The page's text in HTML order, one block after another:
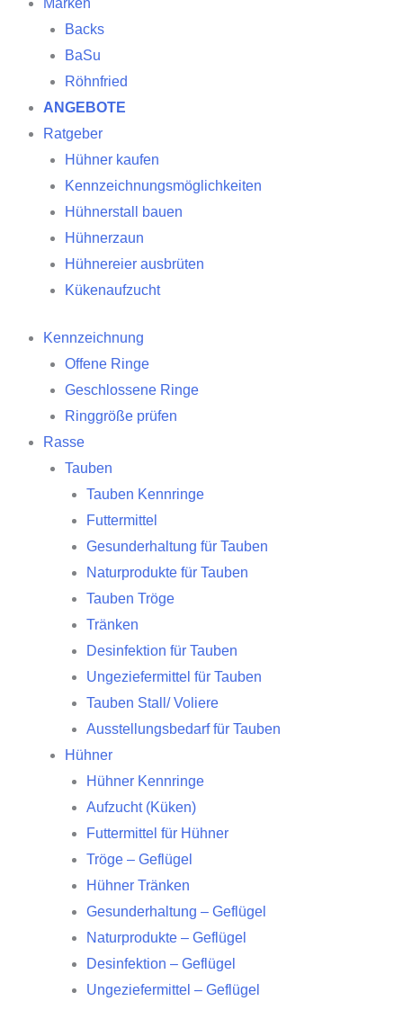
Marken
Backs
BaSu
Röhnfried
ANGEBOTE
Ratgeber
Hühner kaufen
Kennzeichnungsmöglichkeiten
Hühnerstall bauen
Hühnerzaun
Hühnereier ausbrüten
Kükenaufzucht
Kennzeichnung
Offene Ringe
Geschlossene Ringe
Ringgröße prüfen
Rasse
Tauben
Tauben Kennringe
Futtermittel
Gesunderhaltung für Tauben
Naturprodukte für Tauben
Tauben Tröge
Tränken
Desinfektion für Tauben
Ungeziefermittel für Tauben
Tauben Stall/ Voliere
Ausstellungsbedarf für Tauben
Hühner
Hühner Kennringe
Aufzucht (Küken)
Futtermittel für Hühner
Tröge – Geflügel
Hühner Tränken
Gesunderhaltung – Geflügel
Naturprodukte – Geflügel
Desinfektion – Geflügel
Ungeziefermittel – Geflügel